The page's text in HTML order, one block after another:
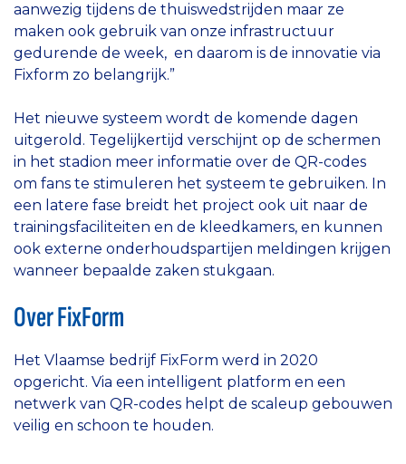
aanwezig tijdens de thuiswedstrijden maar ze
maken ook gebruik van onze infrastructuur
gedurende de week, en daarom is de innovatie via
Fixform zo belangrijk.”
Het nieuwe systeem wordt de komende dagen
uitgerold. Tegelijkertijd verschijnt op de schermen
in het stadion meer informatie over de QR-codes
om fans te stimuleren het systeem te gebruiken. In
een latere fase breidt het project ook uit naar de
trainingsfaciliteiten en de kleedkamers, en kunnen
ook externe onderhoudspartijen meldingen krijgen
wanneer bepaalde zaken stukgaan.
Over FixForm
Het Vlaamse bedrijf FixForm werd in 2020
opgericht. Via een intelligent platform en een
netwerk van QR-codes helpt de scaleup gebouwen
veilig en schoon te houden.